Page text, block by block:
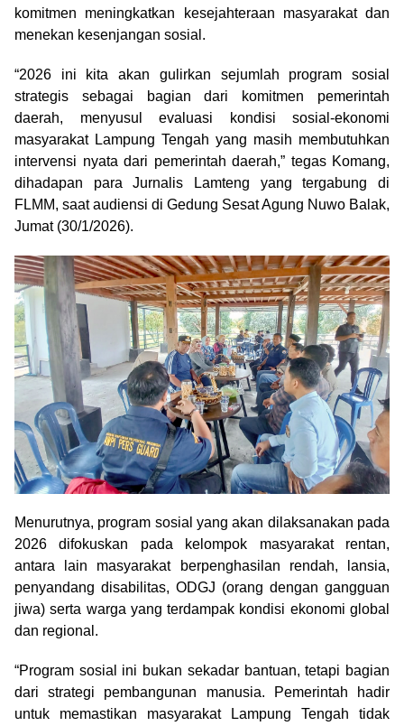
komitmen meningkatkan kesejahteraan masyarakat dan
menekan kesenjangan sosial.
“2026 ini kita akan gulirkan sejumlah program sosial
strategis sebagai bagian dari komitmen pemerintah
daerah, menyusul evaluasi kondisi sosial-ekonomi
masyarakat Lampung Tengah yang masih membutuhkan
intervensi nyata dari pemerintah daerah,” tegas Komang,
dihadapan para Jurnalis Lamteng yang tergabung di
FLMM, saat audiensi di Gedung Sesat Agung Nuwo Balak,
Jumat (30/1/2026).
Menurutnya, program sosial yang akan dilaksanakan pada
2026 difokuskan pada kelompok masyarakat rentan,
antara lain masyarakat berpenghasilan rendah, lansia,
penyandang disabilitas, ODGJ (orang dengan gangguan
jiwa) serta warga yang terdampak kondisi ekonomi global
dan regional.
“Program sosial ini bukan sekadar bantuan, tetapi bagian
dari strategi pembangunan manusia. Pemerintah hadir
untuk memastikan masyarakat Lampung Tengah tidak